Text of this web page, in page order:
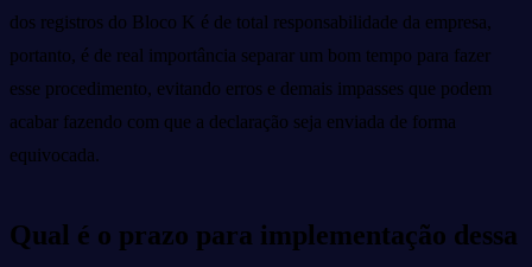
dos registros do Bloco K é de total responsabilidade da empresa,
portanto, é de real importância separar um bom tempo para fazer
esse procedimento, evitando erros e demais impasses que podem
acabar fazendo com que a declaração seja enviada de forma
equivocada.
Qual é o prazo para implementação dessa